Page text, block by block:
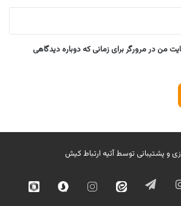
من در مرورگر برای زمانی که دوباره دیدگاهی
و پشتیبانی توسطآتیه ارتباط کیش
اینستاگرامتلگرام ایتا اینستاگرامسروش